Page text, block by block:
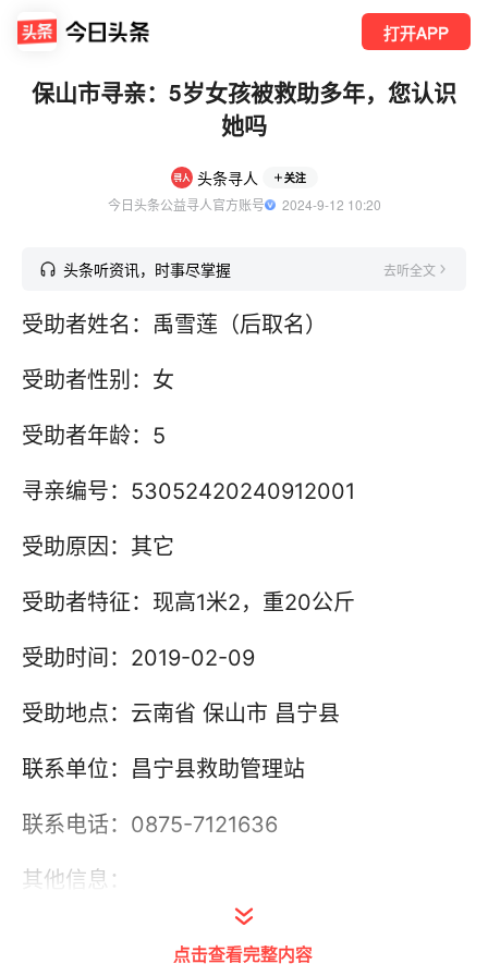
打开APP
保山市寻亲：5岁女孩被救助多年，您认识
她吗
头条寻人 关注
今日头条公益寻人官方账号
  2024-9-12 10:20
头条听资讯，时事尽掌握 去听全文
受助者姓名：禹雪莲（后取名）
受助者性别：女
受助者年龄：5
寻亲编号：53052420240912001
受助原因：其它
受助者特征：现高1米2，重20公斤
受助时间：2019-02-09
受助地点：云南省 保山市 昌宁县
联系单位：昌宁县救助管理站
联系电话：0875-7121636
其他信息：
点击查看完整内容